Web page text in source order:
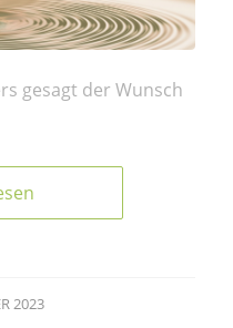
gesagt der Wunsch
2023